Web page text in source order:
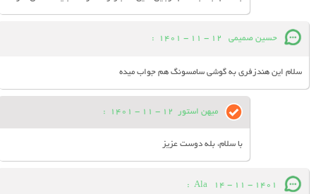
حسین صمیمی 12 - 11 - 1401
:
سلام این هندزفری به گوشی سامسونگ هم جواب میده
میهن استور 12 - 11 - 1401
:
با سلام، بله دوست عزیز
Ala 14 - 11 - 1401
: